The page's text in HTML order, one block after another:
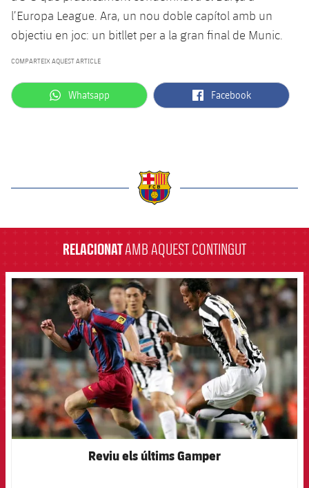
l’Europa League. Ara, un nou doble capítol amb un
objectiu en joc: un bitllet per a la gran final de Munic.
COMPARTEIX AQUEST ARTICLE
label.aria.whatsapp
Whatsapp label.aria.facebook
Facebook
RELACIONATAMB AQUEST CONTINGUT
FCB Barcelona badge
Reviu els últims Gamper